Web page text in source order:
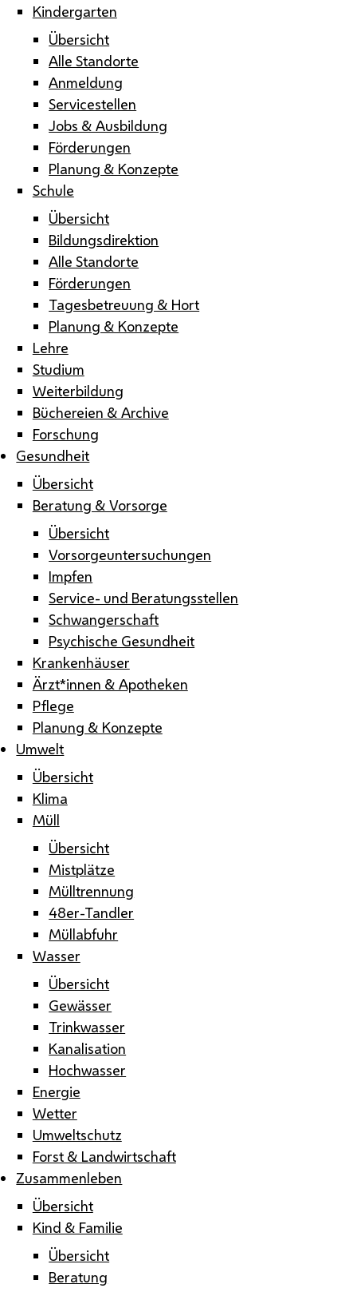
Kindergarten
Übersicht
Alle Standorte
Anmeldung
Servicestellen
Jobs & Ausbildung
Förderungen
Planung & Konzepte
Schule
Übersicht
Bildungsdirektion
Alle Standorte
Förderungen
Tagesbetreuung & Hort
Planung & Konzepte
Lehre
Studium
Weiterbildung
Büchereien & Archive
Forschung
Gesundheit
Übersicht
Beratung & Vorsorge
Übersicht
Vorsorgeuntersuchungen
Impfen
Service- und Beratungsstellen
Schwangerschaft
Psychische Gesundheit
Krankenhäuser
Ärzt*innen & Apotheken
Pflege
Planung & Konzepte
Umwelt
Übersicht
Klima
Müll
Übersicht
Mistplätze
Mülltrennung
48er-Tandler
Müllabfuhr
Wasser
Übersicht
Gewässer
Trinkwasser
Kanalisation
Hochwasser
Energie
Wetter
Umweltschutz
Forst & Landwirtschaft
Zusammenleben
Übersicht
Kind & Familie
Übersicht
Beratung